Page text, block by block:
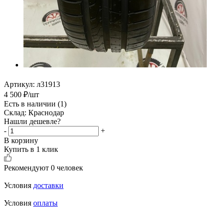
Артикул: л31913
4 500 ₽/шт
Есть в наличии (1)
Склад: Краснодар
Нашли дешевле?
-
+
В корзину
Купить в 1 клик
Рекомендуют 0 человек
Условия доставки
Условия оплаты